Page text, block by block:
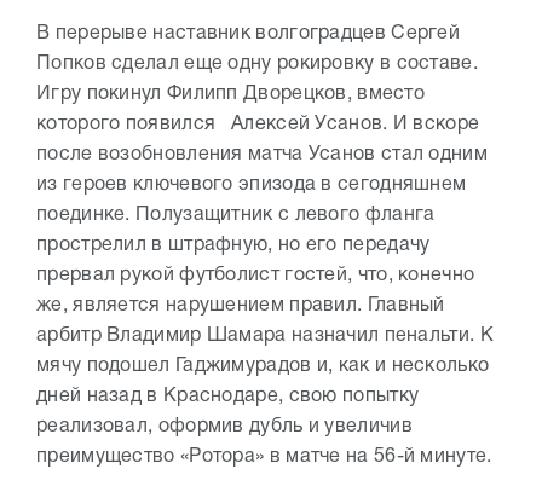
В перерыве наставник волгоградцев Сергей
Попков сделал еще одну рокировку в составе.
Игру покинул Филипп Дворецков, вместо
которого появился Алексей Усанов. И вскоре
после возобновления матча Усанов стал одним
из героев ключевого эпизода в сегодняшнем
поединке. Полузащитник с левого фланга
прострелил в штрафную, но его передачу
прервал рукой футболист гостей, что, конечно
же, является нарушением правил. Главный
арбитр Владимир Шамара назначил пенальти. К
мячу подошел Гаджимурадов и, как и несколько
дней назад в Краснодаре, свою попытку
реализовал, оформив дубль и увеличив
преимущество «Ротора» в матче на 56-й минуте.